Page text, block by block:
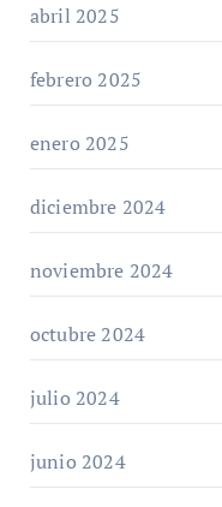
abril 2025
febrero 2025
enero 2025
diciembre 2024
noviembre 2024
octubre 2024
julio 2024
junio 2024